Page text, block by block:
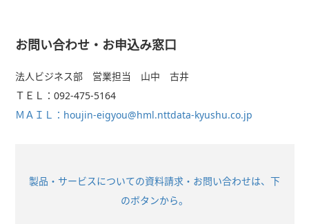
お問い合わせ・お申込み窓口
法人ビジネス部 営業担当 山中 古井
ＴＥＬ：092-475-5164
ＭＡＩＬ：houjin-eigyou@hml.nttdata-kyushu.co.jp
製品・サービスについての資料請求・お問い合わせは、下
のボタンから。